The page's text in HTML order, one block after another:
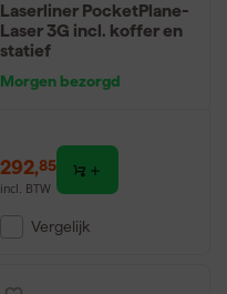
Laserliner PocketPlane-
Laser 3G incl. koffer en
statief
Morgen bezorgd
292,85
incl. BTW
Vergelijk